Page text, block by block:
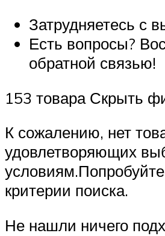
Затрудняетесь с
Есть вопросы?
обратной связью!
153 товара Скрыть
К сожалению, нет
удовлетворяющих
критерии поиска.
Не нашли ничего